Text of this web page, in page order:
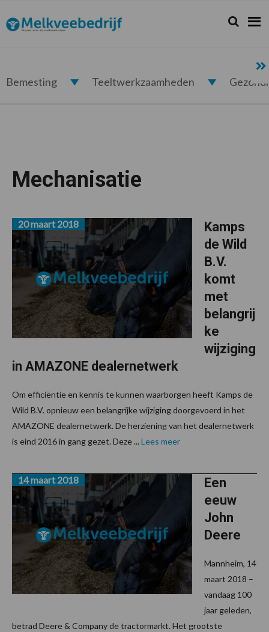
de
hoofdnavigatie
de
hoofd
de
voettekst
Melkveebedrijf.nl Zoeken...
Zoek
Bemesting Teeltwerkzaamheden
Mechanisatie
Kamps
de Wild
B.V.
komt
met
belangrij
ke
wijziging
in AMAZONE dealernetwerk
20 maart 2018
Om efficiëntie en kennis te kunnen waarborgen heeft Kamps de
Wild B.V. opnieuw een belangrijke wijziging doorgevoerd in het
AMAZONE dealernetwerk. De herziening van het dealernetwerk
is eind 2016 in gang gezet. Deze ... Lees meer
Een
eeuw
John
Deere
14 maart 2018
Mannheim, 14
maart 2018 –
vandaag 100
jaar geleden,
betrad Deere & Company de tractormarkt. Het grootste